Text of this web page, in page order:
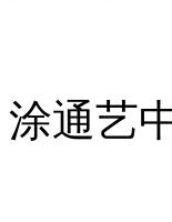
涂通艺